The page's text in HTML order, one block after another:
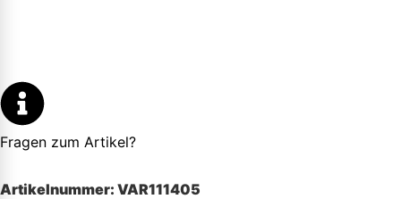
Fragen zum Artikel?
Artikelnummer: VAR111405